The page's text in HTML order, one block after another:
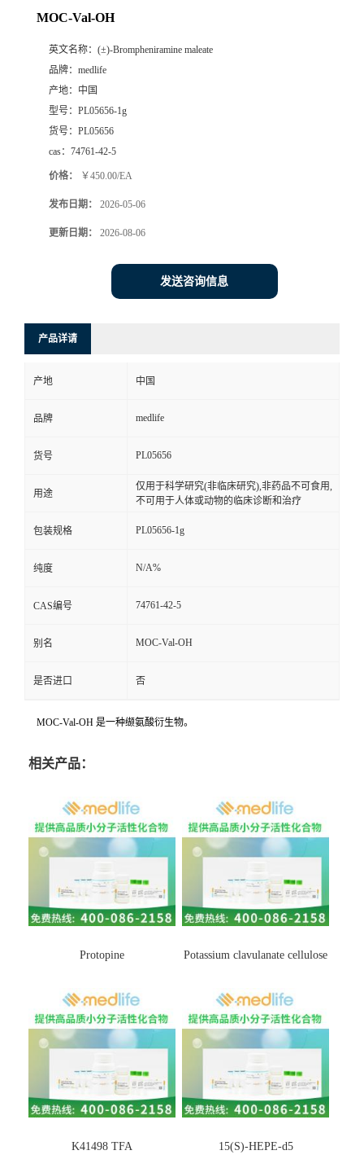
MOC-Val-OH
英文名称： (±)-Brompheniramine maleate
品牌： medlife
产地： 中国
型号： PL05656-1g
货号： PL05656
cas： 74761-42-5
价格： ￥450.00/EA
发布日期： 2026-05-06
更新日期： 2026-08-06
发送咨询信息
产品详请
产地 中国
品牌 medlife
货号 PL05656
用途
仅用于科学研究(非临床研究),非药品不可食用,
不可用于人体或动物的临床诊断和治疗
包装规格 PL05656-1g
纯度 N/A%
CAS编号 74761-42-5
别名 MOC-Val-OH
是否进口 否
MOC-Val-OH 是一种缬氨酸衍生物。
相关产品：
Protopine Potassium clavulanate cellulose
K41498 TFA 15(S)-HEPE-d5